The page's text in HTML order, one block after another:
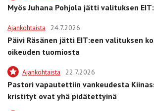
Myös Juhana Pohjola jätti valituksen
Ajankohtaista 24.7.2026
Päivi Räsänen jätti EIT:een valituksen
oikeuden tuomiosta
Ajankohtaista 22.7.2026
Pastori vapautettiin vankeudesta
kristityt ovat yhä pidätettyinä